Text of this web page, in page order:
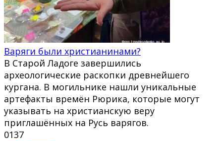
Варяги были христианинами?
В Старой Ладоге завершились
археологические раскопки древнейшего
кургана. В могильнике нашли уникальные
артефакты времён Рюрика, которые могут
указывать на христианскую веру
приглашённых на Русь варягов.
0137